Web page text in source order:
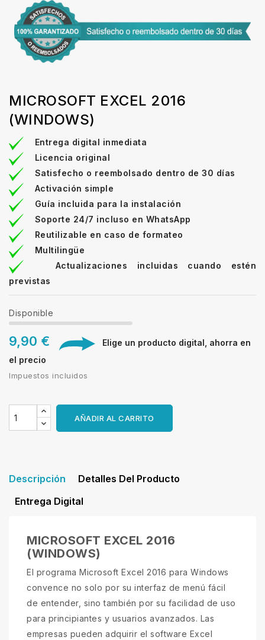
MICROSOFT EXCEL 2016
(WINDOWS)
Entrega digital inmediata
Licencia original
Satisfecho o reembolsado dentro de 30 días
Activación simple
Guía incluida para la instalación
Soporte 24/7 incluso en WhatsApp
Reutilizable en caso de formateo
Multilingüe
Actualizaciones incluidas cuando estén
previstas
Disponible
9,90 €
Elige un producto digital, ahorra en
el precio
Impuestos incluidos
AÑADIR AL CARRITO
Descripción
Detalles Del Producto
Entrega Digital
MICROSOFT EXCEL 2016
(WINDOWS)
El programa Microsoft Excel 2016 para Windows
convence no solo por su interfaz de menú fácil
de entender, sino también por su facilidad de uso
para principiantes y usuarios avanzados. Las
empresas pueden adquirir el software Excel